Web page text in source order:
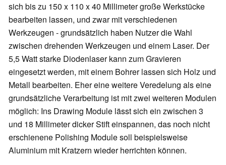
sich bis zu 150 x 110 x 40 Millimeter große Werkstücke
bearbeiten lassen, und zwar mit verschiedenen
Werkzeugen - grundsätzlich haben Nutzer die Wahl
zwischen drehenden Werkzeugen und einem Laser. Der
5,5 Watt starke Diodenlaser kann zum Gravieren
eingesetzt werden, mit einem Bohrer lassen sich Holz und
Metall bearbeiten. Eher eine weitere Veredelung als eine
grundsätzliche Verarbeitung ist mit zwei weiteren Modulen
möglich: Ins Drawing Module lässt sich ein zwischen 3
und 18 Millimeter dicker Stift einspannen, das noch nicht
erschienene Polishing Module soll beispielsweise
Aluminium mit Kratzern wieder herrichten können.